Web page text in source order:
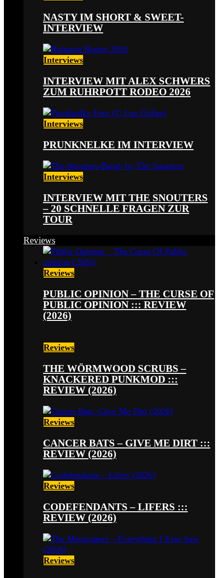
NASTY IM SHORT & SWEET-
INTERVIEW
Interviews
INTERVIEW MIT ALEX SCHWERS
ZUM RUHRPOTT RODEO 2026
Interviews
PRUNKNELKE IM INTERVIEW
Interviews
INTERVIEW MIT THE SNOUTERS
– 20 SCHNELLE FRAGEN ZUR
TOUR
Reviews
Reviews
PUBLIC OPINION – THE CURSE OF
PUBLIC OPINION ::: REVIEW
(2026)
Reviews
THE WÖRMWOOD SCRUBS –
KNACKERED PUNKMOD :::
REVIEW (2026)
Reviews
CANCER BATS – GIVE ME DIRT :::
REVIEW (2026)
Reviews
CODEFENDANTS – LIFERS :::
REVIEW (2026)
Reviews